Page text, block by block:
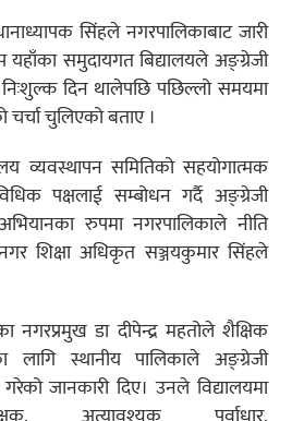
सिंहले नगरपालिकाबाट जारी
यहाँका समुदायगत बिद्यालयले अङ्ग्रेजी
दिन थालेपछि पछिल्लो समयमा
चर्चा चुलिएको बताए ।
व्यवस्थापन समितिको सहयोगात्मक
पक्षलाई सम्बोधन गर्दै अङ्ग्रेजी
रुपमा नगरपालिकाले नीति
शिक्षा अधिकृत सञ्जयकुमार सिंहले
नगरप्रमुख डा दीपेन्द्र महतोले शैक्षिक
लागि स्थानीय पालिकाले अङ्ग्रेजी
जानकारी दिए। उनले विद्यालयमा